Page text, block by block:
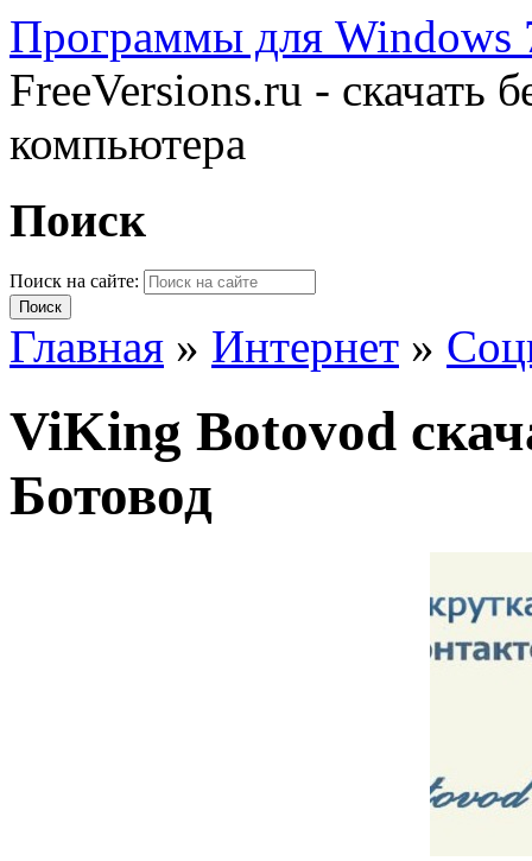
Программы для Windows
FreeVersions.ru - скачать
компьютера
Поиск
Поиск на сайте:
Главная » Интернет »
ViKing Botovod
Ботовод